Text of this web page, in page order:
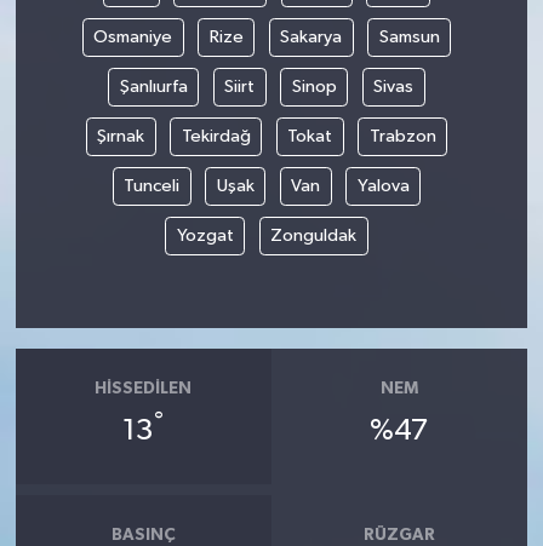
Osmaniye Rize Sakarya Samsun
Şanlıurfa Siirt Sinop Sivas
Şırnak Tekirdağ Tokat Trabzon
Tunceli Uşak Van Yalova
Yozgat Zonguldak
HISSEDILEN
13°
NEM
%47
BASINÇ RÜZGAR